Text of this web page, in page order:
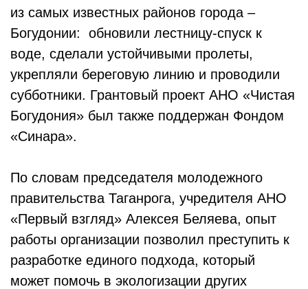
из самых известных районов города –
Богудонии: обновили лестницу-спуск к
воде, сделали устойчивыми пролеты,
укрепляли береговую линию и проводили
субботники. Грантовый проект АНО «Чистая
Богудония» был также поддержан Фондом
«Синара».
По словам председателя молодежного
правительства Таганрога, учредителя АНО
«Первый взгляд» Алексея Беляева, опыт
работы организации позволил преступить к
разработке единого подхода, который
может помочь в экологизации других